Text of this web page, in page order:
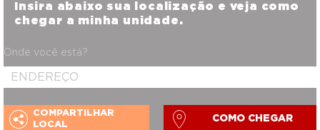
Insira abaixo sua localização e veja como
chegar a minha unidade.
Onde você está?
COMPARTILHAR
LOCAL
COMO CHEGAR